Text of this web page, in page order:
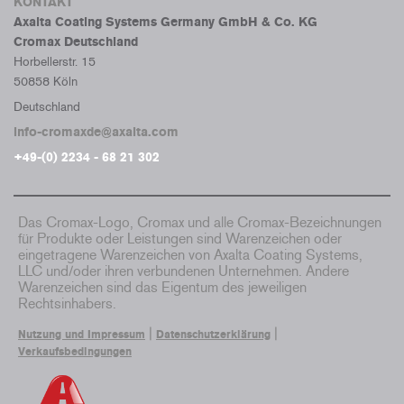
Axalta Coating Systems Germany GmbH & Co. KG
Cromax Deutschland
Horbellerstr. 15
50858 Köln
Deutschland
info-cromaxde@axalta.com
+49-(0) 2234 - 68 21 302
Das Cromax-Logo, Cromax und alle Cromax-Bezeichnungen
für Produkte oder Leistungen sind Warenzeichen oder
eingetragene Warenzeichen von Axalta Coating Systems,
LLC und/oder ihren verbundenen Unternehmen. Andere
Warenzeichen sind das Eigentum des jeweiligen
Rechtsinhabers.
Nutzung und Impressum Datenschutzerklärung
Verkaufsbedingungen